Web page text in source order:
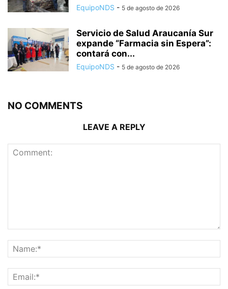
EquipoNDS - 5 de agosto de 2026
Servicio de Salud Araucanía Sur
expande “Farmacia sin Espera”:
contará con...
EquipoNDS - 5 de agosto de 2026
NO COMMENTS
LEAVE A REPLY